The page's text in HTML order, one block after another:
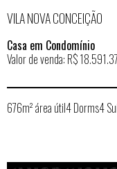
VILA NOVA CONCEIÇÃO
Casa em Condomínio
Valor de venda: R$
676m² área útil4 Dorms4